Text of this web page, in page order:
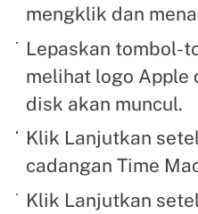
mengklik dan
Lepaskan tombol-
melihat logo Apple
disk akan muncul.
Klik Lanjutkan
cadangan Time
Klik Lanjutkan